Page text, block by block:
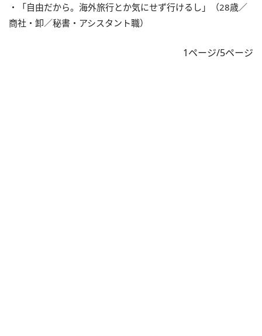
・「自由だから。海外旅行とか気にせず行けるし」（28歳／
商社・卸／秘書・アシスタント職）
1ページ/5ページ